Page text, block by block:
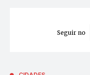
Seguir no